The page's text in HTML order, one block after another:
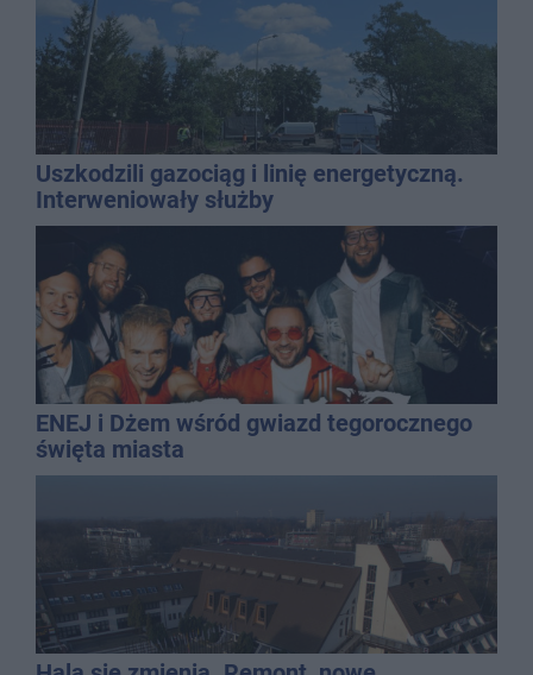
Uszkodzili gazociąg i linię energetyczną.
Interweniowały służby
ENEJ i Dżem wśród gwiazd tegorocznego
święta miasta